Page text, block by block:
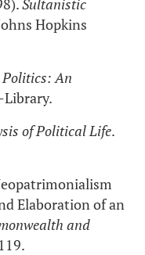
Sultanistic
Hopkins
An
Library.
of Political Life.
Elaboration of an
and